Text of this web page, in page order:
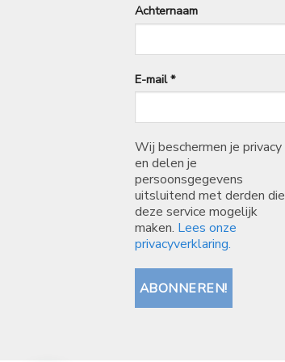
Achternaam
E-mail*
Wij beschermen je privacy
en delen je
persoonsgegevens
uitsluitend met derden die
deze service mogelijk
maken. Lees onze
privacyverklaring.